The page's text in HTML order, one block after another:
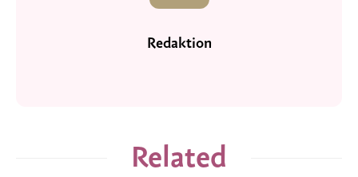
Redaktion
Related